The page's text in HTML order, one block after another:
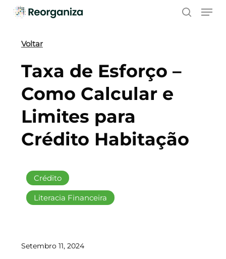
Skip
contentVoltar
Crédito
Literacia Financeira
Taxa de Esforço –
Como Calcular e
Limites para
Crédito Habitação
Setembro 11, 2024